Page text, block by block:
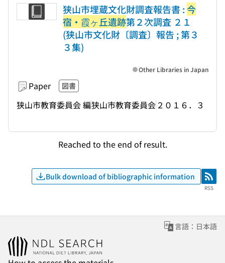
狭山市埋蔵文化財調査報告書 :今
宿・霞ヶ丘遺跡第２次調査 ２１
(狭山市文化財〔調査〕報告 ; 第３
３集)
Paper 図書
狭山市教育委員会 編狭山市教育委員会 ２０１６．３
Other Libraries in Japan
Reached to the end of result.
Bulk download of bibliographic information RSS
RSS
言語：日本語